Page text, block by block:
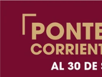
contenido